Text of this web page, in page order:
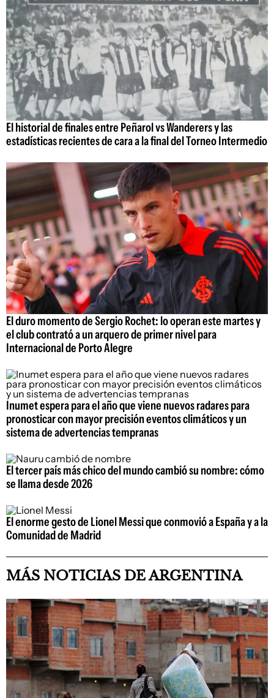
El historial de finales entre Peñarol vs Wanderers y las
estadísticas recientes de cara a la final del Torneo Intermedio
El duro momento de Sergio Rochet: lo operan este martes y
el club contrató a un arquero de primer nivel para
Internacional de Porto Alegre
Inumet espera para el año que viene nuevos radares para
pronosticar con mayor precisión eventos climáticos y un
sistema de advertencias tempranas
El tercer país más chico del mundo cambió su nombre: cómo
se llama desde 2026
El enorme gesto de Lionel Messi que conmovió a España y a la
Comunidad de Madrid
MÁS NOTICIAS DE ARGENTINA